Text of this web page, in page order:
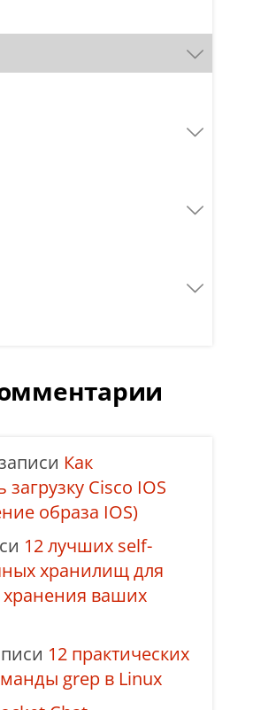
Как
загрузку Cisco IOS
образа IOS)
12 лучших self-
хранилищ для
хранения ваших
12 практических
grep в Linux